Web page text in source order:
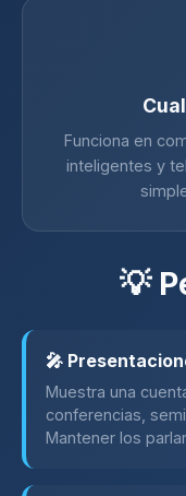
Funciona en
inteligentes y
💡
🎤
Muestra una
conferencias,
Mantener los